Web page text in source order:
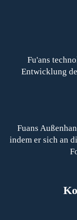
Fu'ans
Entwicklung
Fuans
indem er sich an